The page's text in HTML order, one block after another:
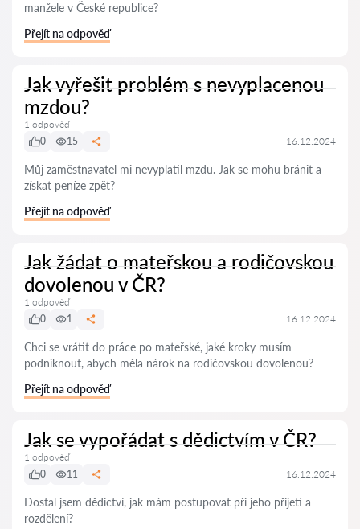
manžele v České republice?
Přejít na odpověď
Jak vyřešit problém s nevyplacenou
mzdou?
1 odpověď
0
15 16.12.2024
Můj zaměstnavatel mi nevyplatil mzdu. Jak se mohu bránit a
získat peníze zpět?
Přejít na odpověď
Jak žádat o mateřskou a rodičovskou
dovolenou v ČR?
1 odpověď
0
1 16.12.2024
Chci se vrátit do práce po mateřské, jaké kroky musím
podniknout, abych měla nárok na rodičovskou dovolenou?
Přejít na odpověď
Jak se vypořádat s dědictvím v ČR?
1 odpověď
0
11 16.12.2024
Dostal jsem dědictví, jak mám postupovat při jeho přijetí a
rozdělení?